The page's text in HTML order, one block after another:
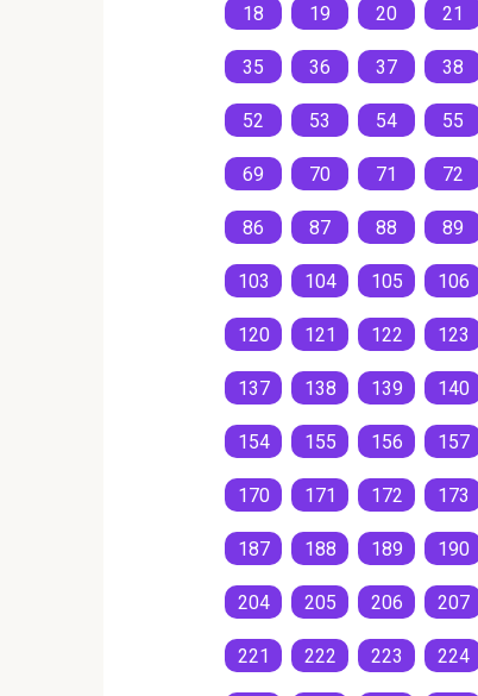
18 19 20 21
35 36 37 38
52 53 54 55
69 70 71 72
86 87 88 89
103 104 105 106
120 121 122 123
137 138 139 140
154 155 156 157
170 171 172 173
187 188 189 190
204 205 206 207
221 222 223 224